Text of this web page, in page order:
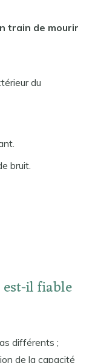
train de mourir
du
bruit.
il fiable
différents ;
de la capacité